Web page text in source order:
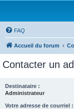
FAQ
Accueil du forum
Contacter un
Destinataire :
Administrateur
Votre adresse de courriel :